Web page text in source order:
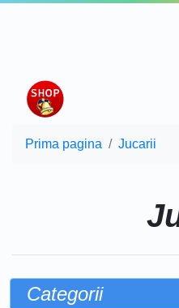
Prima pagina Jucarii
Categorii